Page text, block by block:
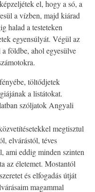
el, hogy a só, a
a vízben, majd kiárad
halad a testeteken
egyensúlyát. Végül az
földbe, ahol egyesülve
töltődjetek
a listátokat.
szóljatok Angyali
megtisztul
elvárástól, téves
ami eddig minden szinten
az életemet. Mostantól
és elfogadás útját
magammal